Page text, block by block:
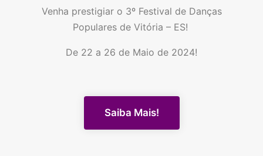
Venha prestigiar o 3º Festival de Danças
Populares de Vitória – ES!
De 22 a 26 de Maio de 2024!
Saiba Mais!